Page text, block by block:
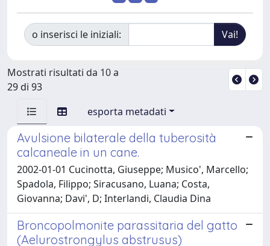
o inserisci le iniziali:
Mostrati risultati da 10 a
29 di 93
esporta metadati
Avulsione bilaterale della tuberosità
calcaneale in un cane.
2002-01-01 Cucinotta, Giuseppe; Musico', Marcello;
Spadola, Filippo; Siracusano, Luana; Costa,
Giovanna; Davi', D; Interlandi, Claudia Dina
Broncopolmonite parassitaria del gatto
(Aelurostrongylus abstrusus)